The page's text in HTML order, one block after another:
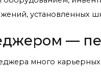
установленных
—
много карьерных